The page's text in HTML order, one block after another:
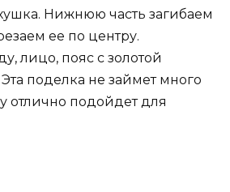
Нижнюю часть загибаем
ее по центру.
лицо, пояс с золотой
поделка не займет много
отлично подойдет для